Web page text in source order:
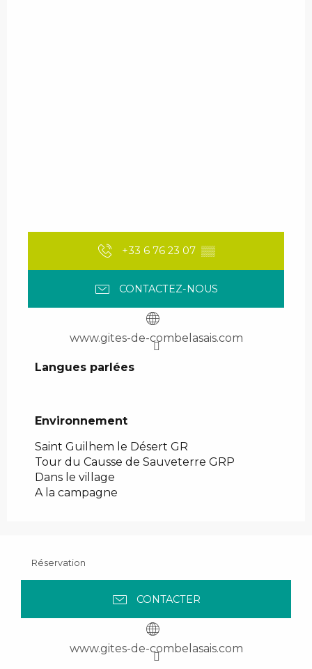
+33 6 76 23 07 ▒▒
CONTACTEZ-NOUS
www.gites-de-combelasais.com
Langues parlées
Langues parlées
Environnement
Environnement
Saint Guilhem le Désert GR
Tour du Causse de Sauveterre GRP
Dans le village
A la campagne
Réservation
CONTACTER
www.gites-de-combelasais.com